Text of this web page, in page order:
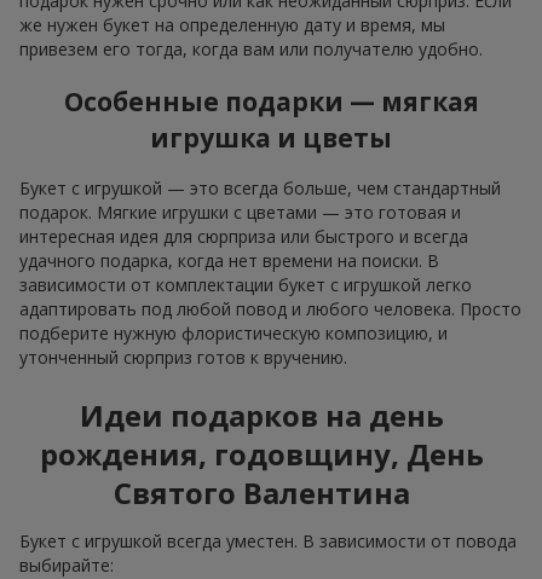
же нужен букет на определенную дату и время, мы
привезем его тогда, когда вам или получателю удобно.
Особенные подарки — мягкая
игрушка и цветы
Букет с игрушкой — это всегда больше, чем стандартный
подарок. Мягкие игрушки с цветами — это готовая и
интересная идея для сюрприза или быстрого и всегда
удачного подарка, когда нет времени на поиски. В
зависимости от комплектации букет с игрушкой легко
адаптировать под любой повод и любого человека. Просто
подберите нужную флористическую композицию, и
утонченный сюрприз готов к вручению.
Идеи подарков на день
рождения, годовщину, День
Святого Валентина
Букет с игрушкой всегда уместен. В зависимости от повода
выбирайте: